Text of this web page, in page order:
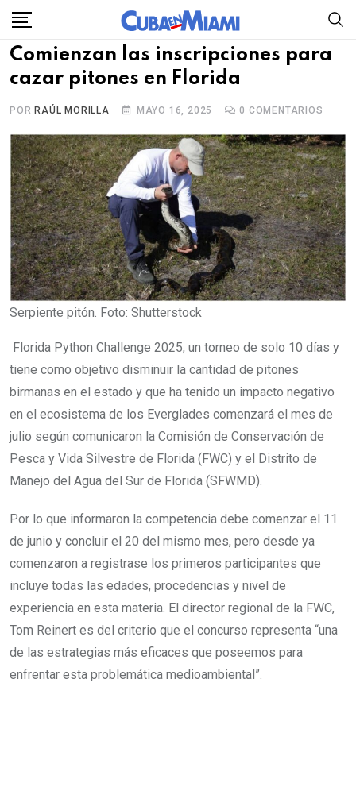
Skip
content
Comienzan las inscripciones para
cazar pitones en Florida
POR RAÚL MORILLA MAYO 16, 2025 0 COMENTARIOS
Serpiente pitón. Foto: Shutterstock
Florida Python Challenge 2025, un torneo de solo 10 días y
tiene como objetivo disminuir la cantidad de pitones
birmanas en el estado y que ha tenido un impacto negativo
en el ecosistema de los Everglades comenzará el mes de
julio según comunicaron la Comisión de Conservación de
Pesca y Vida Silvestre de Florida (FWC) y el Distrito de
Manejo del Agua del Sur de Florida (SFWMD).
Por lo que informaron la competencia debe comenzar el 11
de junio y concluir el 20 del mismo mes, pero desde ya
comenzaron a registrase los primeros participantes que
incluye todas las edades, procedencias y nivel de
experiencia en esta materia. El director regional de la FWC,
Tom Reinert es del criterio que el concurso representa “una
de las estrategias más eficaces que poseemos para
enfrentar esta problemática medioambiental”.